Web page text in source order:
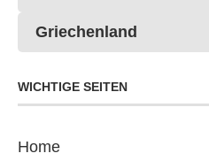
Griechenland
WICHTIGE SEITEN
Home